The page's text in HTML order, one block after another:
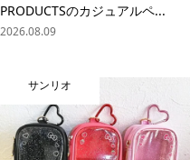
PRODUCTSのカジュアルペ...
2026.08.09
サンリオ